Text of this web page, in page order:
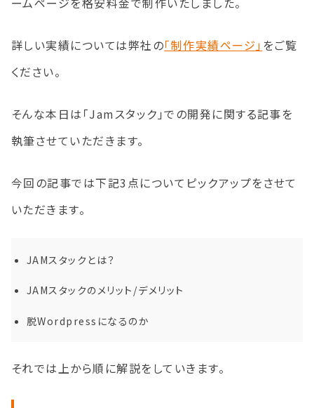
詳しい実績については弊社の「制作実績ページ」 をご覧
ください。
そんな本日は「Jamスタック」での開発に関する記事を
執筆させていただきます。
今回の記事では下記3点についてピックアップをさせて
いただきます。
JAMスタックとは？
JAMスタックのメリット/デメリット
脱Wordpressになるのか
それでは上から順に解説をしていきます。